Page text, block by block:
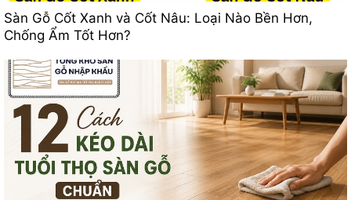
Sàn Gỗ Cốt Xanh và Cốt Nâu: Loại Nào Bền Hơn,
Chống Ẩm Tốt Hơn?